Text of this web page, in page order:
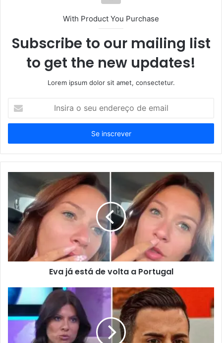
With Product You Purchase
Subscribe to our mailing list
to get the new updates!
Lorem ipsum dolor sit amet, consectetur.
seu
de
email
Eva já está de volta a Portugal